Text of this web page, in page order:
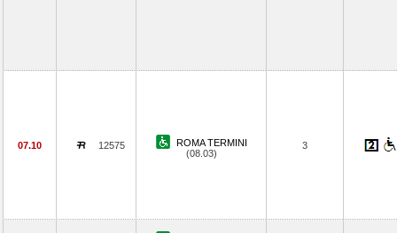
07.10 12575
ROMA TERMINI
(08.03)
3